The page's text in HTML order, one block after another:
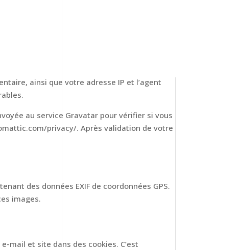
ainsi que votre adresse IP et l’agent
au service Gravatar pour vérifier si vous
privacy/. Après validation de votre
des données EXIF de coordonnées GPS.
images.
mail et site dans des cookies. C’est